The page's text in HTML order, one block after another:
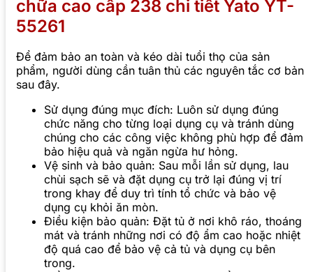
chữa cao cấp 238 chi tiết Yato YT-
55261
Để đảm bảo an toàn và kéo dài tuổi thọ của sản
phẩm, người dùng cần tuân thủ các nguyên tắc cơ bản
sau đây.
Sử dụng đúng mục đích: Luôn sử dụng đúng
chức năng cho từng loại dụng cụ và tránh dùng
chúng cho các công việc không phù hợp để đảm
bảo hiệu quả và ngăn ngừa hư hỏng.
Vệ sinh và bảo quản: Sau mỗi lần sử dụng, lau
chùi sạch sẽ và đặt dụng cụ trở lại đúng vị trí
trong khay để duy trì tính tổ chức và bảo vệ
dụng cụ khỏi ăn mòn.
Điều kiện bảo quản: Đặt tủ ở nơi khô ráo, thoáng
mát và tránh những nơi có độ ẩm cao hoặc nhiệt
độ quá cao để bảo vệ cả tủ và dụng cụ bên
trong.